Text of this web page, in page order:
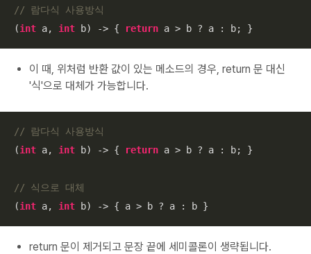
// 람다식 사용방식
(int a, int b) -> { return a > b ? a : b; }
이 때, 위처럼 반환 값이 있는 메소드의 경우, return 문 대신
'식'으로 대체가 가능합니다.
// 람다식 사용방식
(int a, int b) -> { return a > b ? a : b; }
// 식으로 대체
(int a, int b) -> { a > b ? a : b }
return 문이 제거되고 문장 끝에 세미콜론이 생략됩니다.